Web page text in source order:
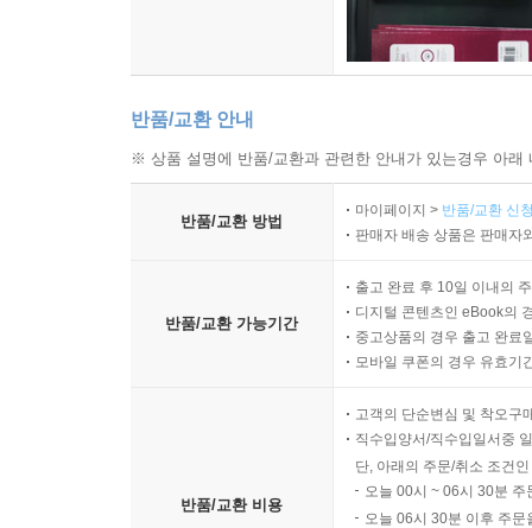
반품/교환 안내
※ 상품 설명에 반품/교환과 관련한 안내가 있는경우 아
반품/교환 방법
마이페이지 > 반품/교환 신
판매자 배송 상품은 판매자
반품/교환 가능기간
출고 완료 후 10일 이내의
디지털 콘텐츠인 eBook의
중고상품의 경우 출고 완료
모바일 쿠폰의 경우 유효기
반품/교환 비용
고객의 단순변심 및 착오구
직수입양서/직수입일서중
단, 아래의 주문/취소 조건
오늘 00시 ~ 06시 30분
오늘 06시 30분 이후 주